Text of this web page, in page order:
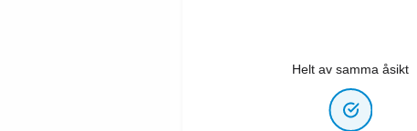
Helt av samma åsikt